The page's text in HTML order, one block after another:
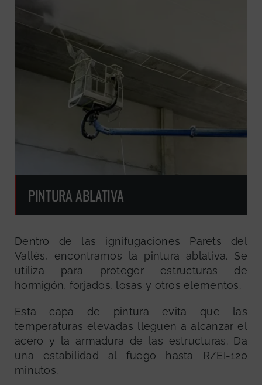
PINTURA ABLATIVA
Dentro de las ignifugaciones Parets del
Vallès, encontramos la pintura ablativa. Se
utiliza para proteger estructuras de
hormigón, forjados, losas y otros elementos.
Esta capa de pintura evita que las
temperaturas elevadas lleguen a alcanzar el
acero y la armadura de las estructuras. Da
una estabilidad al fuego hasta R/EI-120
minutos.